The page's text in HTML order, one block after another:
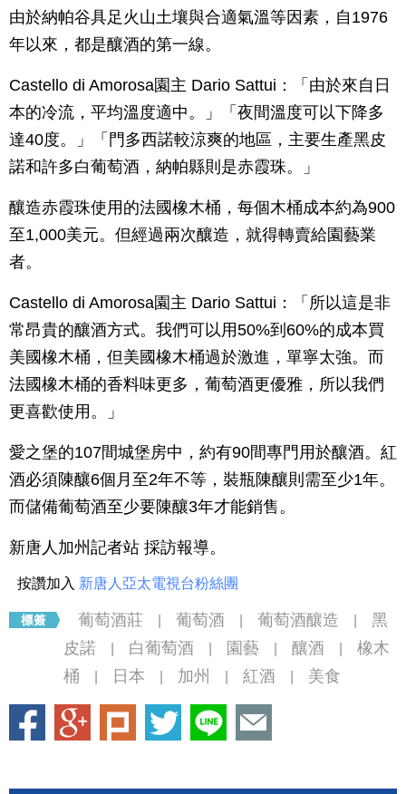
由於納帕谷具足火山土壤與合適氣溫等因素，自1976
年以來，都是釀酒的第一線。
Castello di Amorosa園主 Dario Sattui：「由於來自日
本的冷流，平均溫度適中。」「夜間溫度可以下降多
達40度。」「門多西諾較涼爽的地區，主要生產黑皮
諾和許多白葡萄酒，納帕縣則是赤霞珠。」
釀造赤霞珠使用的法國橡木桶，每個木桶成本約為900
至1,000美元。但經過兩次釀造，就得轉賣給園藝業
者。
Castello di Amorosa園主 Dario Sattui：「所以這是非
常昂貴的釀酒方式。我們可以用50%到60%的成本買
美國橡木桶，但美國橡木桶過於激進，單寧太強。而
法國橡木桶的香料味更多，葡萄酒更優雅，所以我們
更喜歡使用。」
愛之堡的107間城堡房中，約有90間專門用於釀酒。紅
酒必須陳釀6個月至2年不等，裝瓶陳釀則需至少1年。
而儲備葡萄酒至少要陳釀3年才能銷售。
新唐人加州記者站 採訪報導。
按讚加入 新唐人亞太電視台粉絲團
葡萄酒莊 葡萄酒 葡萄酒釀造
黑
皮諾
白葡萄酒 園藝 釀酒
橡木
桶
日本 加州 紅酒 美食